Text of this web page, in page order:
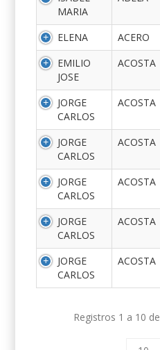
MARIA
ELENA ACERO
EMILIO
JOSE
ACOSTA
JORGE
CARLOS
ACOSTA
JORGE
CARLOS
ACOSTA
JORGE
CARLOS
ACOSTA
JORGE
CARLOS
ACOSTA
JORGE
CARLOS
ACOSTA
Registros 1 a 10 de